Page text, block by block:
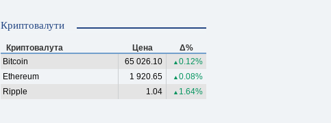
Криптовалути
Криптовалута Цена
Δ%
Bitcoin
65 026.10 ▲ 0.12%
Ethereum
1 920.65 ▲ 0.08%
Ripple
1.04 ▲ 1.64%